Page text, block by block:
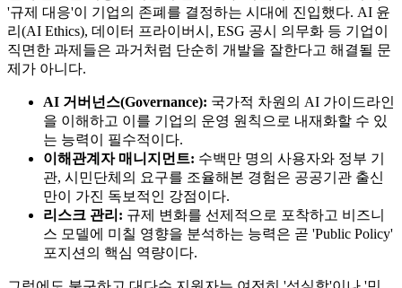
'규제 대응'이 기업의 존폐를 결정하는 시대에 진입했다. AI 윤
리(AI Ethics), 데이터 프라이버시, ESG 공시 의무화 등 기업이
직면한 과제들은 과거처럼 단순히 개발을 잘한다고 해결될 문
제가 아니다.
AI 거버넌스(Governance): 국가적 차원의 AI 가이드라인
을 이해하고 이를 기업의 운영 원칙으로 내재화할 수 있
는 능력이 필수적이다.
이해관계자 매니지먼트: 수백만 명의 사용자와 정부 기
관, 시민단체의 요구를 조율해본 경험은 공공기관 출신
만이 가진 독보적인 강점이다.
리스크 관리: 규제 변화를 선제적으로 포착하고 비즈니
스 모델에 미칠 영향을 분석하는 능력은 곧 'Public Policy'
포지션의 핵심 역량이다.